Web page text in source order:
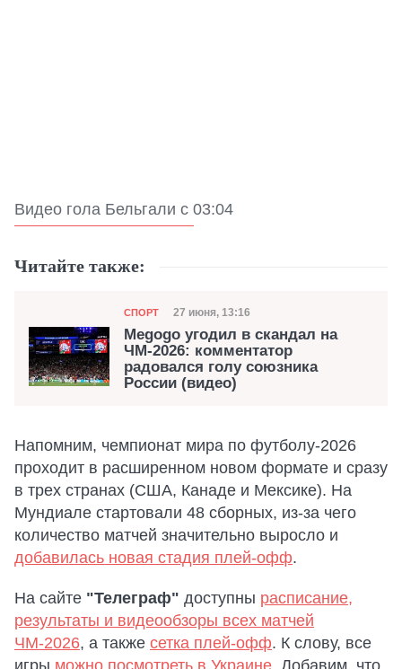
Видео гола Бельгали с 03:04
Читайте также:
Категория
СПОРТ Дата публикации
27 июня, 13:16
Megogo угодил в скандал на
ЧМ-2026: комментатор
радовался голу союзника
России (видео)
Напомним, чемпионат мира по футболу-2026
проходит в расширенном новом формате и сразу
в трех странах (США, Канаде и Мексике). На
Мундиале стартовали 48 сборных, из-за чего
количество матчей значительно выросло и
добавилась новая стадия плей-офф.
На сайте "Телеграф" доступны расписание,
результаты и видеообзоры всех матчей
ЧМ-2026, а также сетка плей-офф. К слову, все
игры можно посмотреть в Украине . Добавим, что